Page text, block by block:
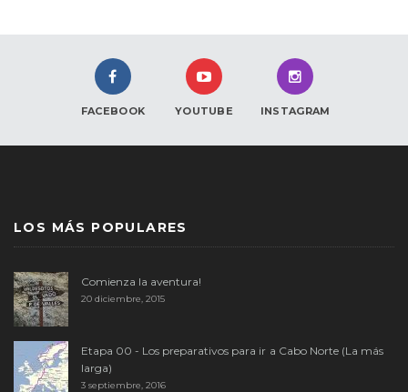
FACEBOOK YOUTUBE INSTAGRAM
LOS MÁS POPULARES
Comienza la aventura!
20 diciembre, 2015
Etapa 00 - Los preparativos para ir a Cabo Norte (La más
larga)
3 septiembre, 2016